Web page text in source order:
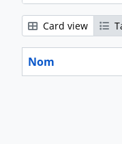
Card view
Nom